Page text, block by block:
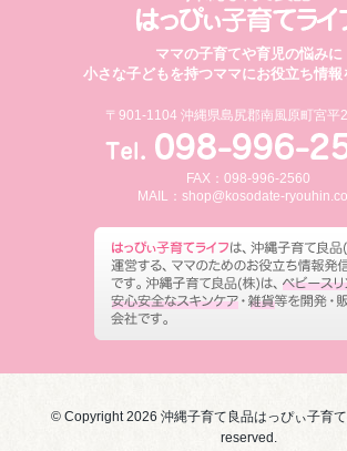
ママの子育てや育児の悩みに
小さな子どもを持つママにお役立ち情報
〒901-1104 沖縄県島尻郡南風原町宮平
FAX：098-996-2560
MAIL： shop@kosodate-
© Copyright 2026 沖縄子育て良品はっぴぃ子育
reserved.